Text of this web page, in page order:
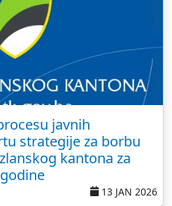
javnih
strategije za borbu
kantona za
13 JAN 2026